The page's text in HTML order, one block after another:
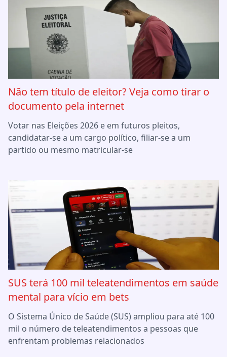
Não tem título de eleitor? Veja como tirar o
documento pela internet
Votar nas Eleições 2026 e em futuros pleitos,
candidatar-se a um cargo político, filiar-se a um
partido ou mesmo matricular-se
SUS terá 100 mil teleatendimentos em saúde
mental para vício em bets
O Sistema Único de Saúde (SUS) ampliou para até 100
mil o número de teleatendimentos a pessoas que
enfrentam problemas relacionados